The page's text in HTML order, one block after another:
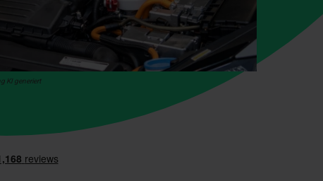
KI generiert